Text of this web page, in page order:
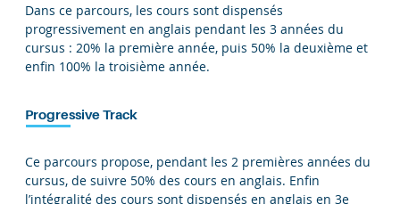
Dans ce parcours, les cours sont dispensés
progressivement en anglais pendant les 3 années du
cursus : 20% la première année, puis 50% la deuxième et
enfin 100% la troisième année.
Progressive Track
Ce parcours propose, pendant les 2 premières années du
cursus, de suivre 50% des cours en anglais. Enfin
l’intégralité des cours sont dispensés en anglais en 3e